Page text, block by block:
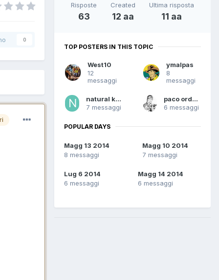
0
Risposte
63
Created
12 aa
Ultima risposta
11 aa
TOP POSTERS IN THIS TOPIC
West10
12
messaggi
ymalpas
8
messaggi
natural killer
7 messaggi
paco ordonez
6 messaggi
POPULAR DAYS
Magg 13 2014
8 messaggi
Magg 10 2014
7 messaggi
Lug 6 2014
6 messaggi
Magg 14 2014
6 messaggi